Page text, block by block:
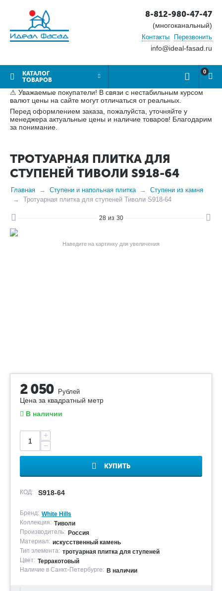
8-812-980-47-47
(многоканальный)
Контакты Перезвонить
info@ideal-fasad.ru
КАТАЛОГ
ТОВАРОВ
0
⚠ Уважаемые покупатели! В связи с нестабильным курсом
валют цены на сайте могут отличаться от реальных.
Перед оформлением заказа, пожалуйста, уточняйте у
менеджера актуальные цены и наличие товаров! Благодарим
за понимание.
ТРОТУАРНАЯ ПЛИТКА ДЛЯ
СТУПЕНЕЙ ТИВОЛИ S918-64
Главная Ступени и напольная плитка
Ступени из камня
Тротуарная плитка для ступеней Тиволи S918-64
28 из 30
Наведите на картинку для увеличения
2 050 Рублей
Цена за квадратный метр
В наличии
+
−
КУПИТЬ
КОД: S918-64
Бренд: White Hills
Коллекция: Тиволи
Производитель: Россия
Материал: искусственный камень
Тип элемента: тротуарная плитка для ступеней
Цвет: Терракотовый
Наличие в Санкт-Петербурге: В наличии